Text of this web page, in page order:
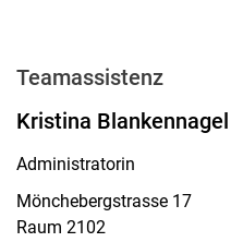
Teamassistenz
Kristina Blankennagel
Administratorin
Mönchebergstrasse 17
Raum 2102